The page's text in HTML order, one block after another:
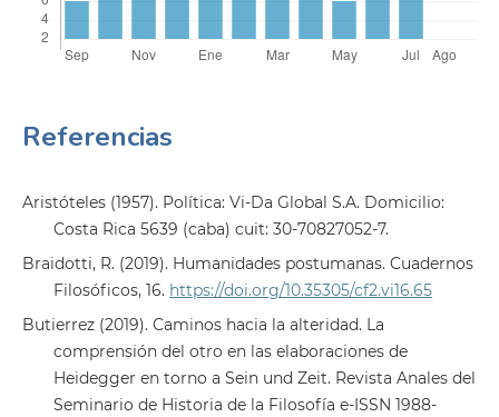
Referencias
Aristóteles (1957). Política: Vi-Da Global S.A. Domicilio:
Costa Rica 5639 (caba) cuit: 30-70827052-7.
Braidotti, R. (2019). Humanidades postumanas. Cuadernos
Filosóficos, 16. https://doi.org/10.35305/cf2.vi16.65
Butierrez (2019). Caminos hacia la alteridad. La
comprensión del otro en las elaboraciones de
Heidegger en torno a Sein und Zeit. Revista Anales del
Seminario de Historia de la Filosofía e-ISSN 1988-